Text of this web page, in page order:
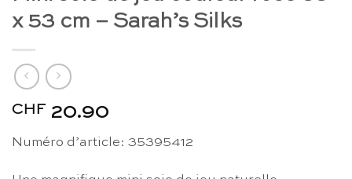
x 53 cm – Sarah’s Silks
CHF 20.90
Numéro d’article: 35395412